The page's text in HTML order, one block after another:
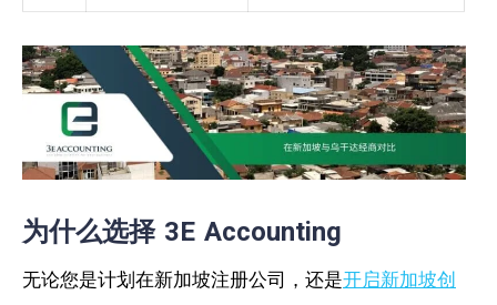
为什么选择 3E Accounting
无论您是计划在新加坡注册公司，还是开启新加坡创